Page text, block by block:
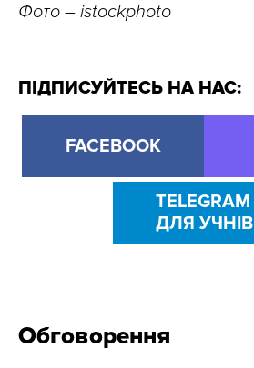
Фото – istockphoto
ПІДПИСУЙТЕСЬ НА НАС:
FACEBOOK
TELEGRAM
ДЛЯ УЧНІВ
Обговорення